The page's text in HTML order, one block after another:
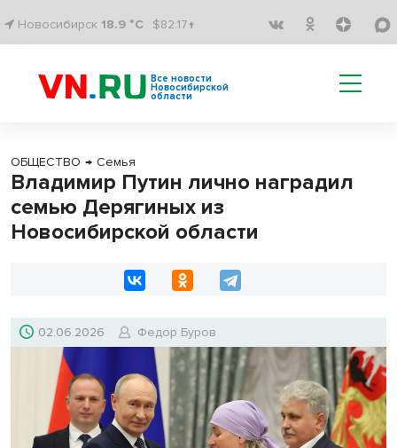
Новосибирск 18.9 °C $82.17↑
Все новости
Новосибирской
области
ОБЩЕСТВО → Семья
Владимир Путин лично наградил
семью Дерягиных из
Новосибирской области
02.06.2026 Федор Буров